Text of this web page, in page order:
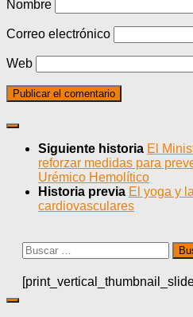
Nombre
Correo electrónico
Web
Siguiente historia El
reforzar medidas para
Urémico Hemolítico
Historia previa El yoga y
cardiovasculares
Buscar: